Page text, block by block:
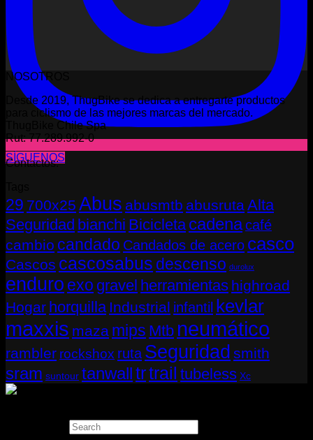
SÍGUENOS
NOSOTROS
Desde 2019, ThugBike se dedica a entregarte productos
para ciclismo de las mejores marcas del mercado.
ThugBike Chile Spa
Rut: 77.289.992-0
Contactos:
29 700x25 Abus abusmtb abusrutaAlta
Seguridad bianchi Bicicleta cadenacafé
cambio candado Candados de acero casco
Cascos cascosabus descenso durolux
enduro exo gravel herramientas highroad
Hogar horquilla Industrial infantil kevlar
maxxis maza mips Mtb neumático
rambler rockshox ruta Seguridad smith
sram suntour tanwalltrtrail tubeless Xc